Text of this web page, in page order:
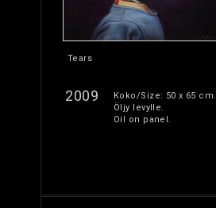
Tears
2009
Koko/Size: 50 x 65 cm.
Öljy levylle.
Oil on panel.